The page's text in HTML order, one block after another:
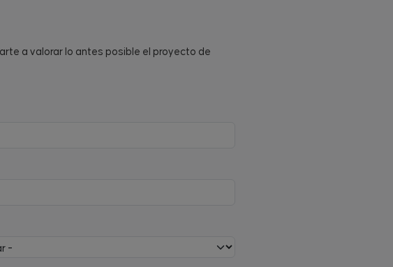
a valorar lo antes posible el proyecto de